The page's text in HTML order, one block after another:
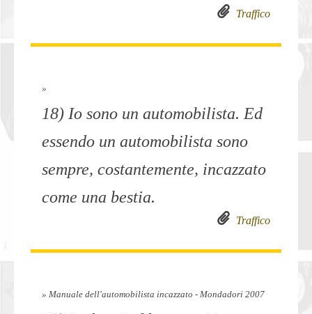
Traffico
»
18) Io sono un automobilista. Ed
essendo un automobilista sono
sempre, costantemente, incazzato
come una bestia.
Traffico
» Manuale dell'automobilista incazzato - Mondadori 2007